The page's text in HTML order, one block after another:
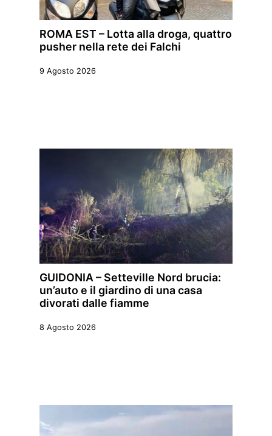
ROMA EST – Lotta alla droga, quattro
pusher nella rete dei Falchi
9 Agosto 2026
GUIDONIA – Setteville Nord brucia:
un’auto e il giardino di una casa
divorati dalle fiamme
8 Agosto 2026